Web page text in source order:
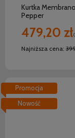
Kurtka
Pepper
479,20 zł
Najniższa cena:
Promocja
Nowość